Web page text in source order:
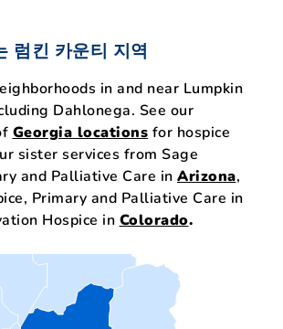
럼킨 카운티 지역
in and near Lumpkin
Dahlonega. See our
Georgia locations for hospice
sister services from Sage
and Palliative Care in Arizona,
Primary and Palliative Care in
Hospice in Colorado.